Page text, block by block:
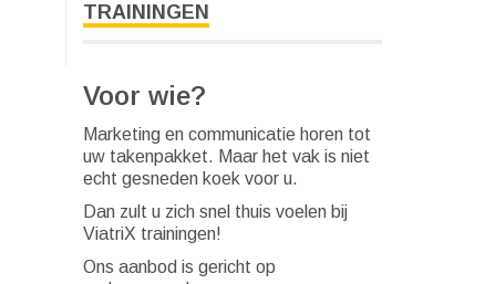
TRAININGEN
Voor wie?
Marketing en communicatie horen tot
uw takenpakket. Maar het vak is niet
echt gesneden koek voor u.
Dan zult u zich snel thuis voelen bij
ViatriX trainingen!
Ons aanbod is gericht op